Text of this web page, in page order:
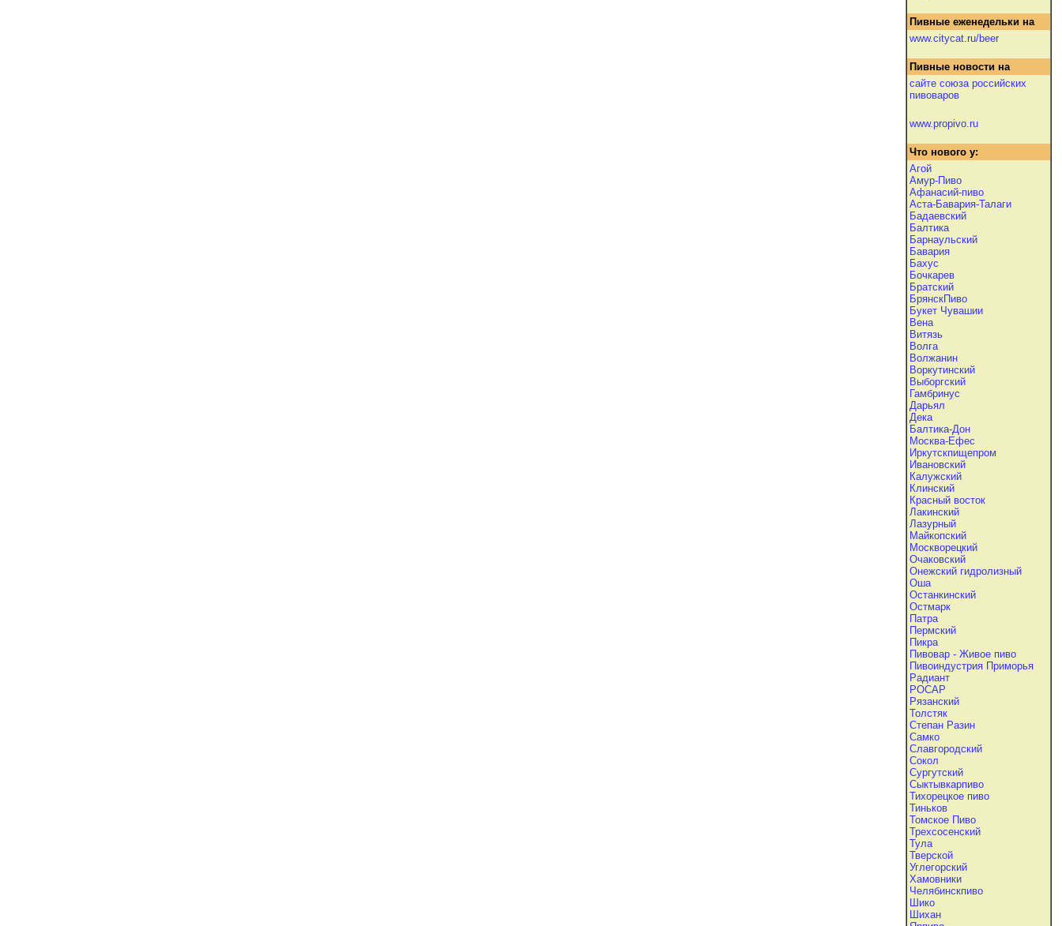
Пивные еженедельки на
www.citycat.ru/beer
Пивные новости на
сайте союза российских
пивоваров
www.propivo.ru
Что нового у:
Агой
Амур-Пиво
Афанасий-пиво
Аста-Бавария-Талаги
Бадаевский
Балтика
Барнаульский
Бавария
Бахус
Бочкарев
Братский
БрянскПиво
Букет Чувашии
Вена
Витязь
Волга
Волжанин
Воркутинский
Выборгский
Гамбринус
Дарьял
Дека
Балтика-Дон
Москва-Ефес
Иркутскпищепром
Ивановский
Калужский
Клинский
Красный восток
Лакинский
Лазурный
Майкопский
Москворецкий
Очаковский
Онежский гидролизный
Оша
Останкинский
Остмарк
Патра
Пермский
Пикра
Пивовар - Живое пиво
Пивоиндустрия Приморья
Радиант
РОСАР
Рязанский
Толстяк
Степан Разин
Самко
Славгородский
Сокол
Сургутский
Сыктывкарпиво
Тихорецкое пиво
Тиньков
Томское Пиво
Трехсосенский
Тула
Тверской
Углегорский
Хамовники
Челябинскпиво
Шико
Шихан